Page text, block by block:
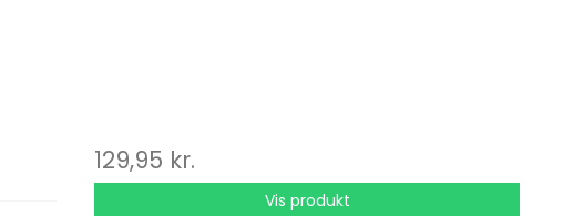
129,95 kr.
Vis produkt